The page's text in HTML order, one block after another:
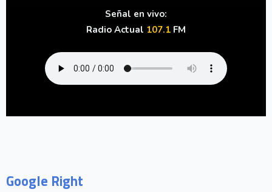
Señal en vivo:
Radio Actual 107.1 FM
Google Right